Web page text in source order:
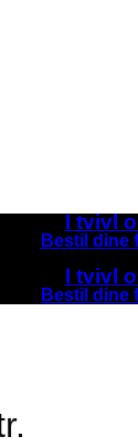
I tvivl
Bestil dine
I tvivl
Bestil dine